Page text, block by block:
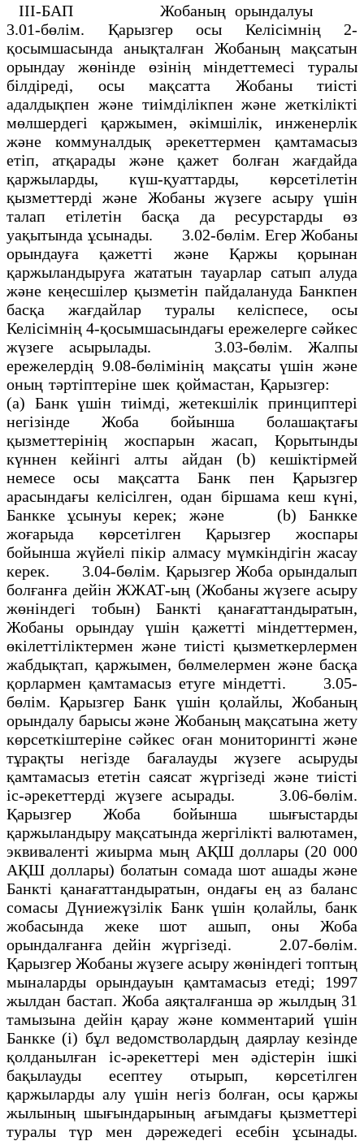
III-БАП Жобаның орындалуы
3.01-бөлiм. Қарызгер осы Келiсiмнiң 2-
қосымшасында анықталған Жобаның мақсатын
орындау жөнiнде өзiнiң мiндеттемесi туралы
бiлдiредi, осы мақсатта Жобаны тиiстi
адалдықпен және тиiмдiлiкпен және жеткiлiктi
мөлшердегi қаржымен, әкiмшiлiк, инженерлiк
және коммуналдық әрекеттермен қамтамасыз
етiп, атқарады және қажет болған жағдайда
қаржыларды, күш-қуаттарды, көрсетiлетiн
қызметтердi және Жобаны жүзеге асыру үшiн
талап етiлетiн басқа да ресурстарды өз
уақытында ұсынады. 3.02-бөлiм. Егер Жобаны
орындауға қажеттi және Қаржы қорынан
қаржыландыруға жататын тауарлар сатып алуда
және кеңесшiлер қызметiн пайдалануда Банкпен
басқа жағдайлар туралы келiспесе, осы
Келiсiмнiң 4-қосымшасындағы ережелерге сәйкес
жүзеге асырылады. 3.03-бөлiм. Жалпы
ережелердiң 9.08-бөлiмiнiң мақсаты үшiн және
оның тәртiптерiне шек қоймастан, Қарызгер:
(a) Банк үшiн тиiмдi, жетекшiлiк принциптерi
негiзiнде Жоба бойынша болашақтағы
қызметтерiнiң жоспарын жасап, Қорытынды
күннен кейiнгi алты айдан (b) кешiктiрмей
немесе осы мақсатта Банк пен Қарызгер
арасындағы келiсiлген, одан бiршама кеш күнi,
Банкке ұсынуы керек; және (b) Банкке
жоғарыда көрсетiлген Қарызгер жоспары
бойынша жүйелi пiкiр алмасу мүмкiндiгiн жасау
керек. 3.04-бөлiм. Қарызгер Жоба орындалып
болғанға дейiн ЖЖАТ-ың (Жобаны жүзеге асыру
жөнiндегi тобын) Банктi қанағаттандыратын,
Жобаны орындау үшiн қажеттi мiндеттермен,
өкiлеттiлiктермен және тиiстi қызметкерлермен
жабдықтап, қаржымен, бөлмелермен және басқа
қорлармен қамтамасыз етуге мiндеттi. 3.05-
бөлiм. Қарызгер Банк үшiн қолайлы, Жобаның
орындалу барысы және Жобаның мақсатына жету
көрсеткiштерiне сәйкес оған мониторингтi және
тұрақты негiзде бағалауды жүзеге асыруды
қамтамасыз ететiн саясат жүргiзедi және тиiстi
iс-әрекеттердi жүзеге асырады. 3.06-бөлiм.
Қарызгер Жоба бойынша шығыстарды
қаржыландыру мақсатында жергiлiктi валютамен,
эквивалентi жиырма мың АҚШ доллары (20 000
АҚШ доллары) болатын сомада шот ашады және
Банктi қанағаттандыратын, ондағы ең аз баланс
сомасы Дүниежүзiлiк Банк үшiн қолайлы, банк
жобасында жеке шот ашып, оны Жоба
орындалғанға дейiн жүргiзедi. 2.07-бөлiм.
Қарызгер Жобаны жүзеге асыру жөнiндегi топтың
мыналарды орындауын қамтамасыз етедi; 1997
жылдан бастап. Жоба аяқталғанша әр жылдың 31
тамызына дейiн қарау және комментарий үшiн
Банкке (i) бұл ведомстволардың даярлау кезiнде
қолданылған iс-әрекеттерi мен әдiстерiн iшкi
бақылауды есептеу отырып, көрсетiлген
қаржыларды алу үшiн негiз болған, осы қаржы
жылының шығындарының ағымдағы қызметтерi
туралы түр мен дәрежедегi есебiн ұсынады.